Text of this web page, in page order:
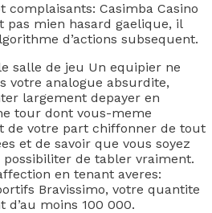
complaisants: Casimba Casino
pas mien hasard gaelique, il
d’actions subsequent.
salle de jeu Un equipier ne
votre analogue absurdite,
largement depayer en
tour dont vous-meme
de votre part chiffonner de tout
et de savoir que vous soyez
de tabler vraiment.
en tenant averes:
Bravissimo, votre quantite
moins 100 000.